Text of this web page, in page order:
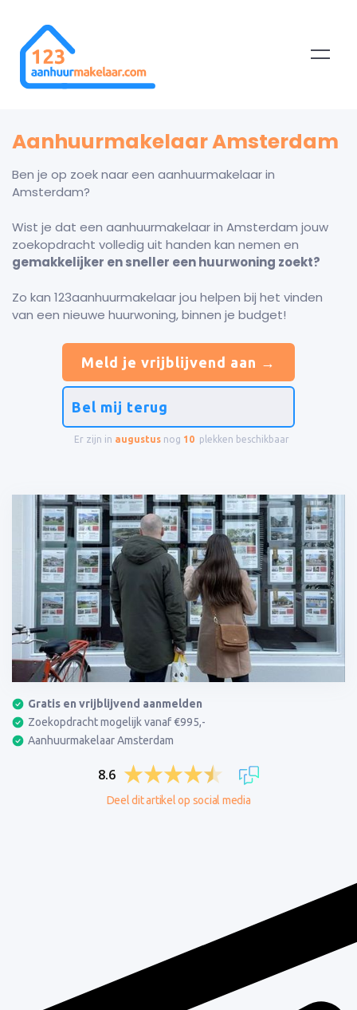
Aanhuurmakelaar Amsterdam
Ben je op zoek naar een aanhuurmakelaar in
Amsterdam?
Wist je dat een aanhuurmakelaar in Amsterdam jouw
zoekopdracht volledig uit handen kan nemen en
gemakkelijker en sneller een huurwoning zoekt?
Zo kan 123aanhuurmakelaar jou helpen bij het vinden
van een nieuwe huurwoning, binnen je budget!
Meld je vrijblijvend aan →
Bel mij terug
Er zijn in augustus nog 10 plekken beschikbaar
Gratis en vrijblijvend aanmelden
Zoekopdracht mogelijk vanaf €995,-
Aanhuurmakelaar Amsterdam
8.6
Deel dit artikel op social media